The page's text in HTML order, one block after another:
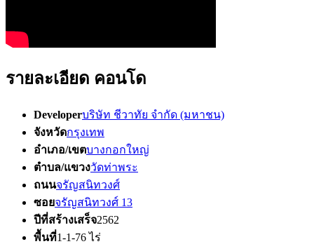
รายละเอียด คอนโด
Developerบริษัท ชีวาทัย จำกัด (มหาชน)
จังหวัดกรุงเทพ
อำเภอ/เขตบางกอกใหญ่
ตำบล/แขวงวัดท่าพระ
ถนนจรัญสนิทวงศ์
ซอยจรัญสนิทวงศ์ 13
ปีที่สร้างเสร็จ2562
พื้นที่1-1-76 ไร่